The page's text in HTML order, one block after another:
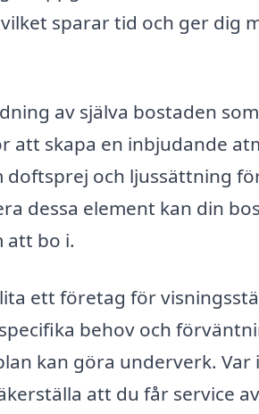
sparar tid och ger dig
av själva bostaden
att skapa en inbjudande
doftsprej och ljussättning
dessa element kan din
att bo i.
ett företag för
behov och
kan göra underverk.
att du får service